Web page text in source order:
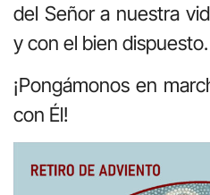
del Señor a nuestra
y con el bien dispuesto.
¡Pongámonos en
con Él!